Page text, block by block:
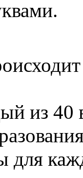
из 40
для